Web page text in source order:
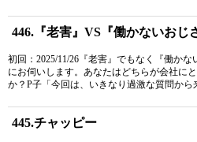
446.『老害』VS『働かないおじ
初回：2025/11/26『老害』でもなく『働か
にお伺いします。あなたはどちらが会社に
か？P子「今回は、いきなり過激な質問から
445.チャッピー